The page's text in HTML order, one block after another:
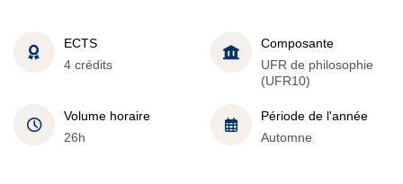
ECTS
4 crédits
Composante
UFR de philosophie
(UFR10)
Volume horaire
26h
Période de l'année
Automne